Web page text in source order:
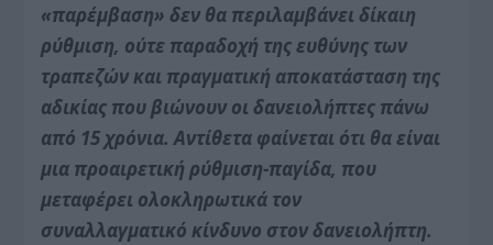
«παρέμβαση» δεν θα περιλαμβάνει δίκαιη
ρύθμιση, ούτε παραδοχή της ευθύνης των
τραπεζών και πραγματική αποκατάσταση της
αδικίας που βιώνουν οι δανειολήπτες πάνω
από 15 χρόνια. Αντίθετα φαίνεται ότι θα είναι
μια προαιρετική ρύθμιση-παγίδα, που
μεταφέρει ολοκληρωτικά τον
συναλλαγματικό κίνδυνο στον δανειολήπτη.